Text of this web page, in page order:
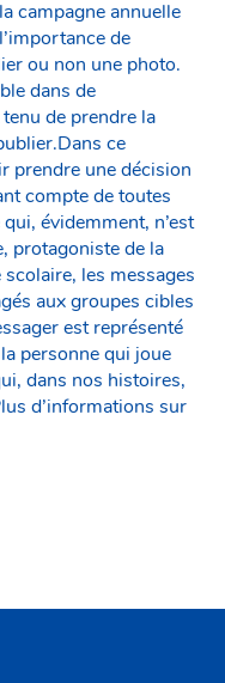
campagne annuelle
de
ou non une photo.
dans de
de prendre la
ce
prendre une décision
compte de toutes
évidemment, n’est
protagoniste de la
les messages
aux groupes cibles
est représenté
personne qui joue
dans nos histoires,
d’informations sur